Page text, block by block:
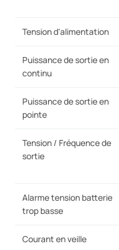
Tension d'alimentation
Puissance de sortie en
continu
Puissance de sortie en
pointe
Tension / Fréquence de
sortie
Alarme tension batterie
trop basse
Courant en veille